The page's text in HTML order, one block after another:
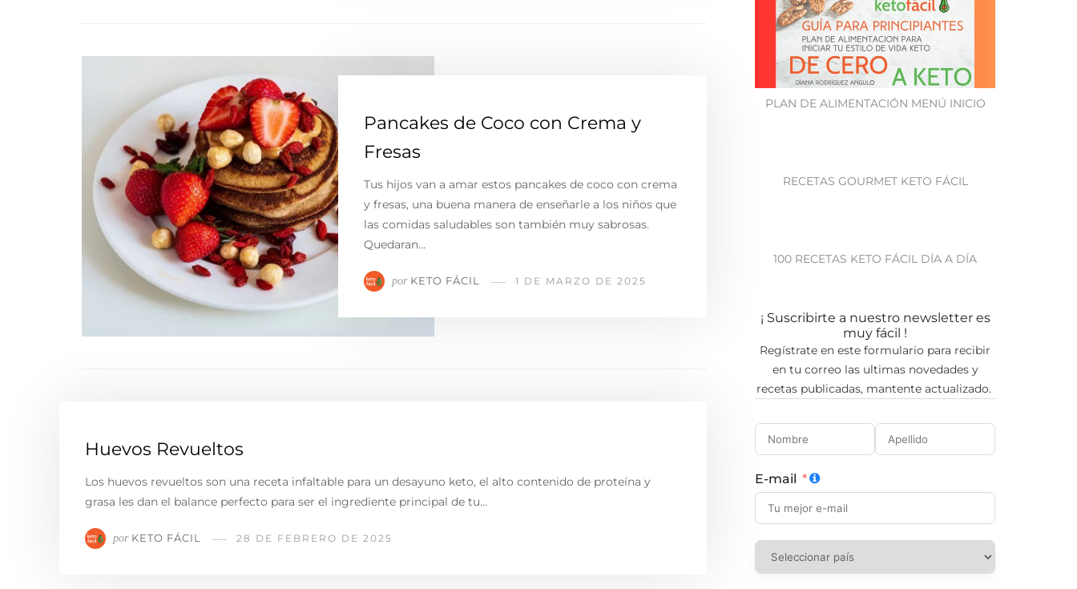
Pancakes de Coco con Crema y
Fresas
Tus hijos van a amar estos pancakes de coco con crema
y fresas, una buena manera de enseñarle a los niños que
las comidas saludables son también muy sabrosas.
Quedaran…
por KETO FÁCIL 1 DE MARZO DE 2025
Huevos Revueltos
Los huevos revueltos son una receta infaltable para un desayuno keto, el alto contenido de proteína y
grasa les dan el balance perfecto para ser el ingrediente principal de tu…
por KETO FÁCIL 28 DE FEBRERO DE 2025
PLAN DE ALIMENTACIÓN MENÚ INICIO
RECETAS GOURMET KETO FÁCIL
100 RECETAS KETO FÁCIL DÍA A DÍA
¡ Suscribirte a nuestro newsletter es
muy fácil !
Regístrate en este formulario para recibir
en tu correo las ultimas novedades y
recetas publicadas, mantente actualizado.
E-mail